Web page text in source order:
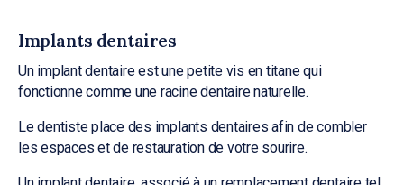
Implants dentaires
Un implant dentaire est une petite vis en titane qui
fonctionne comme une racine dentaire naturelle.
Le dentiste place des implants dentaires afin de combler
les espaces et de restauration de votre sourire.